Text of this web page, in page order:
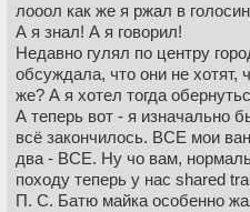
лооол как же я ржал в
А я знал! А я говорил!
Недавно гулял по центру
обсуждала, что они не хотят,
же? А я хотел тогда
А теперь вот - я изначально
всё закончилось. ВСЕ мои
два - ВСЕ. Ну чо вам,
походу теперь у нас shared
П. С. Батю майка особенно